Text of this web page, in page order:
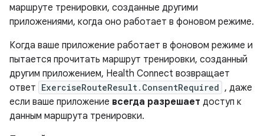
маршруте тренировки, созданные другими
приложениями, когда оно работает в фоновом режиме.
Когда ваше приложение работает в фоновом режиме и
пытается прочитать маршрут тренировки, созданный
другим приложением, Health Connect возвращает
ответ ExerciseRouteResult.ConsentRequired , даже
если ваше приложение всегда разрешает доступ к
данным маршрута тренировки.